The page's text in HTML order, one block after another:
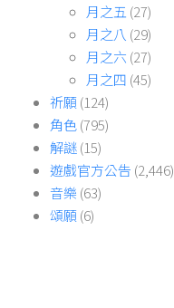
月之五 (27)
月之八 (29)
月之六 (27)
月之四 (45)
祈願(124)
角色(795)
解謎(15)
遊戲官方公告 (2,446)
音樂 (63)
頌願(6)